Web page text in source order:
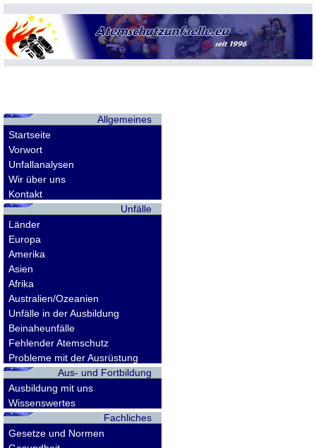
Allgemeines
Startseite
Vorwort
Unfallanalysen
Wir über uns
Kontakt
Unfälle
Länder
Europa
Amerika
Asien
Afrika
Australien/Ozeanien
Unfälle in der Ausbildung
Beinaheunfälle
Fehlender Atemschutz
Probleme mit der Ausrüstung
Aus- und Fortbildung
Ausbildung mit uns
Wissenswertes
Fachliches
Gesetze und Normen